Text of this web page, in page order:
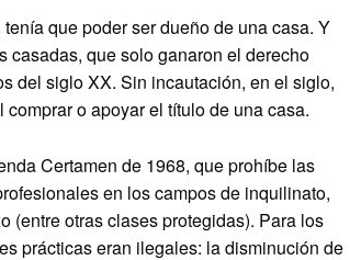
que poder ser dueño de una casa. Y
casadas, que solo ganaron el derecho
del siglo XX. Sin incautación, en el siglo,
o apoyar el título de una casa.
Certamen de 1968, que prohíbe las
en los campos de inquilinato,
(entre otras clases protegidas). Para los
prácticas eran ilegales: la disminución de